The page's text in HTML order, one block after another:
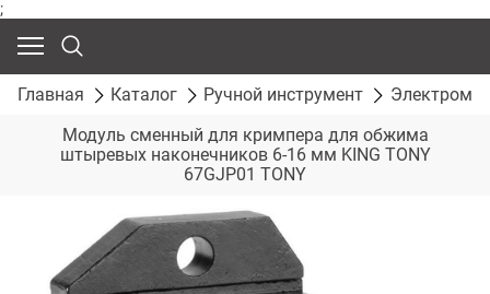
;
Главная Каталог Ручной инструмент
Модуль сменный для кримпера для обжима
штыревых наконечников 6-16 мм KING TONY
67GJP01 TONY